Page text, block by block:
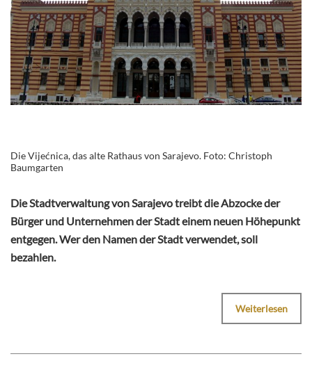
Die Vijećnica, das alte Rathaus von Sarajevo. Foto: Christoph
Baumgarten
Die Stadtverwaltung von Sarajevo treibt die Abzocke der
Bürger und Unternehmen der Stadt einem neuen Höhepunkt
entgegen. Wer den Namen der Stadt verwendet, soll
bezahlen.
Weiterlesen